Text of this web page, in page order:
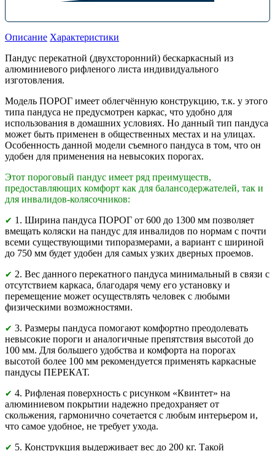
Описание Характеристики
Пандус перекатной (двухсторонний) бескаркасный из
алюминиевого рифленого листа индивидуального
изготовления.
Модель ПОРОГ имеет облегчённую конструкцию, т.к. у этого
типа пандуса не предусмотрен каркас, что удобно для
использования в домашних условиях. Но данный тип пандуса
может быть применен в общественных местах и на улицах.
Особенность данной модели съемного пандуса в том, что он
удобен для применения на невысоких порогах.
Этот пороговый пандус имеет ряд преимуществ,
предоставляющих комфорт как для балансодержателей, так и
для инвалидов-колясочников:
✔ 1. Ширина пандуса ПОРОГ от 600 до 1300 мм позволяет
вмещать коляски на пандус для инвалидов по нормам с почти
всеми существующими типоразмерами, а вариант с шириной
до 750 мм будет удобен для самых узких дверных проемов.
✔ 2. Вес данного перекатного пандуса минимальный в связи с
отсутствием каркаса, благодаря чему его установку и
перемещение может осуществлять человек с любыми
физическими возможностями.
✔ 3. Размеры пандуса помогают комфортно преодолевать
невысокие пороги и аналогичные препятствия высотой до
100 мм. Для большего удобства и комфорта на порогах
высотой более 100 мм рекомендуется применять каркасные
пандусы ПЕРЕКАТ.
✔ 4. Рифленая поверхность с рисунком «Квинтет» на
алюминиевом покрытии надежно предохраняет от
скольжения, гармонично сочетается с любым интерьером и,
что самое удобное, не требует ухода.
✔ 5. Конструкция выдерживает вес до 200 кг. Такой